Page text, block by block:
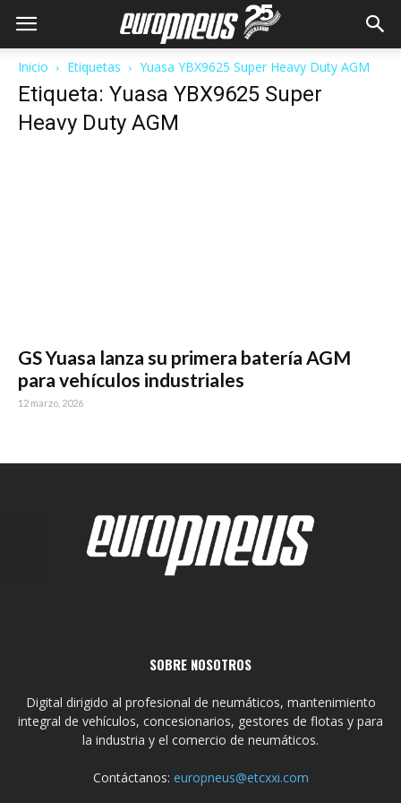
Inicio Etiquetas Yuasa YBX9625 Super Heavy Duty AGM
Etiqueta: Yuasa YBX9625 Super
Heavy Duty AGM
GS Yuasa lanza su primera batería AGM
para vehículos industriales
12 marzo, 2026
SOBRE NOSOTROS
Digital dirigido al profesional de neumáticos, mantenimiento
integral de vehículos, concesionarios, gestores de flotas y para
la industria y el comercio de neumáticos.
Contáctanos: europneus@etcxxi.com